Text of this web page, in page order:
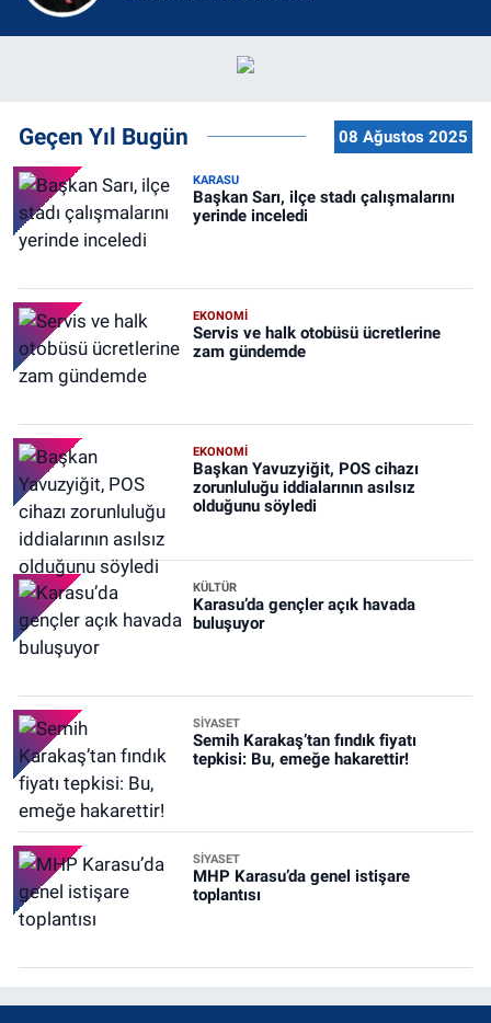
Geçen Yıl Bugün 08 Ağustos 2025
KARASU
Başkan Sarı, ilçe stadı çalışmalarını
yerinde inceledi
EKONOMİ
Servis ve halk otobüsü ücretlerine
zam gündemde
EKONOMİ
Başkan Yavuzyiğit, POS cihazı
zorunluluğu iddialarının asılsız
olduğunu söyledi
KÜLTÜR
Karasu’da gençler açık havada
buluşuyor
SİYASET
Semih Karakaş’tan fındık fiyatı
tepkisi: Bu, emeğe hakarettir!
SİYASET
MHP Karasu’da genel istişare
toplantısı